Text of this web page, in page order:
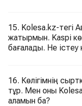
15. Kolesa.kz-тегі
жатырмын. Kaspi
бағалады. Не істеу
16. Көлігімнің
тұр. Мен оны
аламын ба?